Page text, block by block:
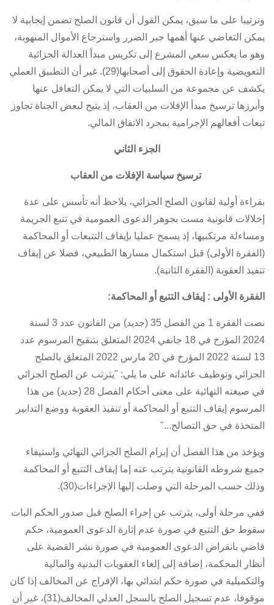
وترتيبا على ما سبق، يمكن القول أن قانون الصلح تضمن إيجابية لا
يمكن التغاضي عنها أهمها جبر الضرر واسترجاع الأموال المنهوبة،
وهو ما يعكس سعي المشرع إلى تكريس مبدأ العدالة الجزائية
التعويضية وإعادة الحقوق إلى أصحابها(29). غير أن التطبيق العملي
يكشف عن مجموعة من السلبيات التي لا يمكن التغافل عنها
وأبرزها ترسيخ مبدأ الإفلات من العقاب، إذ يتيح لبعض الجناة تجاوز
تبعات أفعالهم الإجرامية بمجرد الاتفاق المالي.
الجزء الثاني
ترسيخ سياسة الإفلات من العقاب
بقراءة أولية لقانون الصلح الجزائي، يلاحظ أنه تأسس على عدة
إخلالات قانونية مست بجوهر الدعوى العمومية في تتبع الجريمة
ومساءلة مرتكبيها، إذ يسمح عمليا بإيقاف التتبعات أو المحاكمة
(الفقرة الأولى) قبل استكمال مسارها الطبيعي، فضلا عن إيقاف
تنفيذ العقوبة (الفقرة الثانية).
الفقرة الأولى : إيقاف التتبع أو المحاكمة:
نصت
الفقرة 1 من الفصل 35 (جديد) من القانون عدد 3 لسنة
2024 المؤرخ في 18 جانفي 2024
المتعلق بتنقيح المرسوم عدد
13 لسنة 2022 المؤرخ في 20 مارس 2022 المتعلق بالصلح
الجزائي وتوظيف عائداته على ما يلي: "يترتب عن الصلح الجزائي
في صيغته النهائية على معنى أحكام
الفصل 28 (جديد) من هذا
المرسوم إيقاف التتبع أو المحاكمة أو تنفيذ العقوبة ووضع التدابير
المتخذة في حق التصالح..."
ويؤخذ من هذا الفصل أن إبرام الصلح الجزائي النهائي واستيفاء
جميع شروطه القانونية يترتب عنه إما إيقاف التتبع أو المحاكمة
وذلك حسب المرحلة التي وصلت إليها الإجراءات(30).
ففي مرحلة أولى، يترتب عن إجراء الصلح قبل صدور الحكم البات
سقوط حق التتبع في صورة عدم إثارة الدعوى العمومية، حكم
قاضي بانقراض الدعوى العمومية في صورة نشر القضية على
أنظار المحكمة، إضافة إلى إلغاء العقوبات البدنية والمالية
والتكميلية في صورة حكم ابتدائي بها، الإفراج عن المخالف إذا كان
موقوفا، عدم تسجيل الصلح بالسجل العدلي المخالف(31)، غير أن